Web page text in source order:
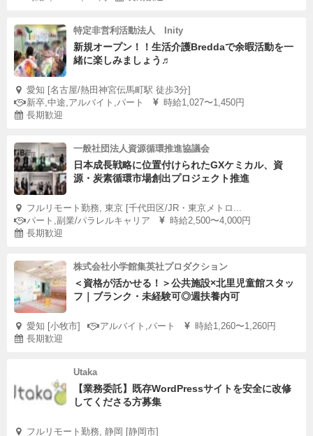
特定非営利活動法人 Inity
新規オープン！！生活介護Breddaで余暇活動を一
緒に楽しみましょう♬
愛知 [名古屋/熱田神宮伝馬町駅 徒歩3分]
新卒,中途,アルバイト,パート
時給1,027〜1,450円
長期歓迎
一般社団法人資源循環推進協議会
日本成長戦略に位置付けられたGXケミカル、資
源・炭素循環市場創出プロジェクト推進
フルリモート勤務, 東京 [千代田区/JR・東京メトロ...
パート,副業/パラレルキャリア
時給2,500〜4,000円
長期歓迎
株式会社小学館集英社プロダクション
＜資格が活かせる！＞公共施設×北里児童館スタッ
フ｜ブランク・未経験可◎週扶養内可
愛知 [小牧市] アルバイト,パート
時給1,260〜1,260円
長期歓迎
Utaka
【業務委託】既存WordPressサイトを安全に改修
してくださる方募集
フルリモート勤務, 静岡 [静岡市]